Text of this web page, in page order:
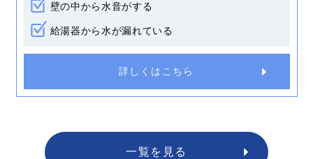
壁の中から水音がする
給湯器から水が漏れている
詳しくはこちら
一覧を見る